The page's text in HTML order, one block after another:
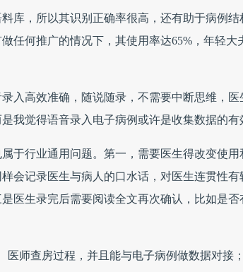
库，所以其识别正确率很高，还有助于病例结
任何推广的情况下，其使用率达65%，年轻大
入高效准确，随说随录，不需要中断思维，医
我觉得语音录入电子病例或许是收集数据的有
于行业通用问题。第一，需要医生得改变使用
会记录医生与病人的口水话，对医生连贯性有
医生录完后需要阅读全文再次确认，比如是否
医师查房过程，并且能与电子病例做数据对接